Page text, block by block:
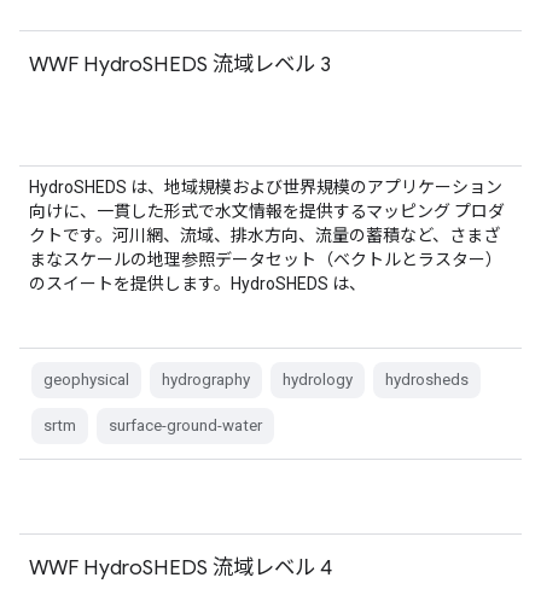
WWF HydroSHEDS 流域レベル 3
HydroSHEDS は、地域規模および世界規模のアプリケーション
向けに、一貫した形式で水文情報を提供するマッピング プロダ
クトです。河川網、流域、排水方向、流量の蓄積など、さまざ
まなスケールの地理参照データセット（ベクトルとラスター）
のスイートを提供します。HydroSHEDS は、
geophysical hydrography hydrology hydrosheds
srtm surface-ground-water
WWF HydroSHEDS 流域レベル 4